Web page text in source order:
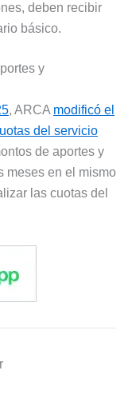
deben recibir
básico.
y
, ARCA modificó el
del servicio
de aportes y
meses en el mismo
las cuotas del